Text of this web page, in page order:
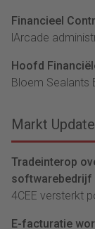
Financieel
lArcade
Hoofd
Bloem Sealants
Markt Update
Tradeinterop
softwarebedrijf
4CEE versterkt
E-facturatie